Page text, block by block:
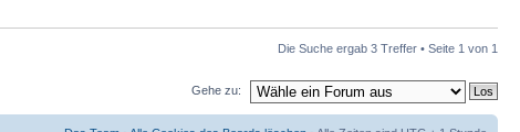
Die Suche ergab 3 Treffer • Seite 1 von 1
Gehe zu: